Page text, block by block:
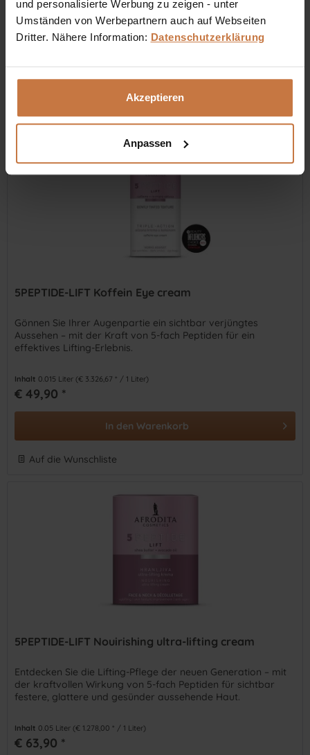
und personalisierte Werbung zu zeigen - unter
Umständen von Werbepartnern auch auf Webseiten
Dritter. Nähere Information: Datenschutzerklärung
Akzeptieren
Anpassen
€ 49,90 *
In den Warenkorb
5PEPTIDE-LIFT Koffein Eye cream
Gönnen Sie Ihrer Augenpartie ein sichtbar verjüngtes
Aussehen – mit der Kraft von 5-fach Peptiden für ein
effektives Lifting-Erlebnis.
Inhalt 0.015 Liter (€ 3.326,67 * / 1 Liter)
€ 49,90 *
In den Warenkorb
Auf die Wunschliste
5PEPTIDE-LIFT Nouirishing ultra-lifting cream
Entdecken Sie die Lifting-Pflege der neuen Generation – mit
der kraftvollen Wirkung von 5-fach Peptiden für sichtbar
festere, glattere und gesünder aussehende Haut.
Inhalt 0.05 Liter (€ 1.278,00 * / 1 Liter)
€ 63,90 *